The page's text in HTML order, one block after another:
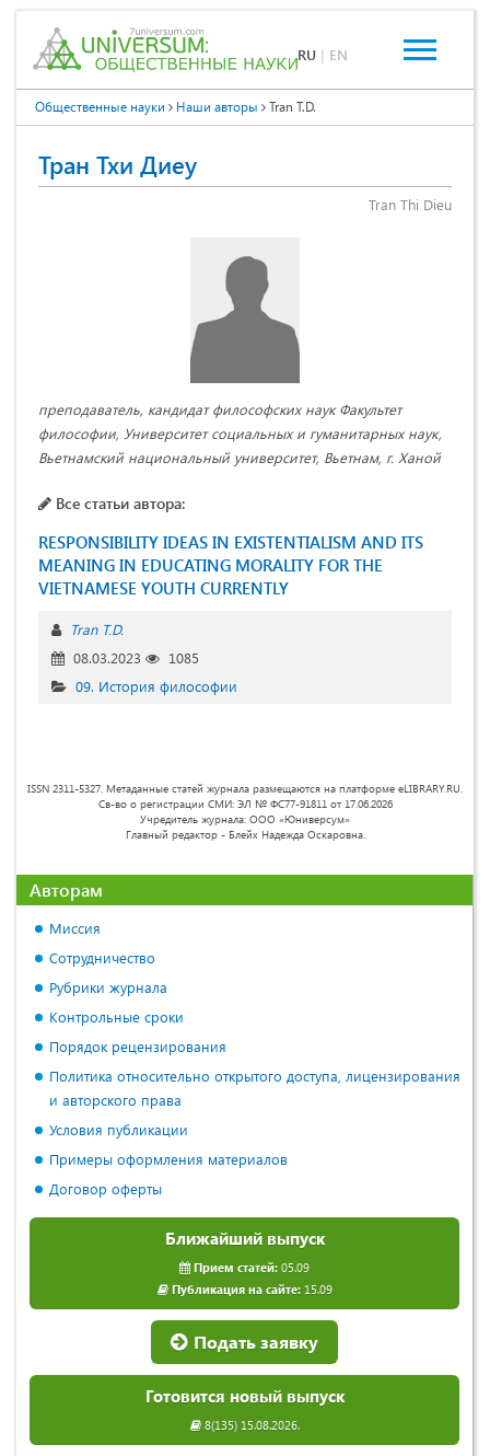
RU | EN
Общественные науки Наши авторы Tran T.D.
Тран Тхи Диеу
Tran Thi Dieu
преподаватель, кандидат философских наук Факультет
философии, Университет социальных и гуманитарных наук,
Вьетнамский национальный университет, Вьетнам, г. Ханой
Все статьи автора:
RESPONSIBILITY IDEAS IN EXISTENTIALISM AND ITS
MEANING IN EDUCATING MORALITY FOR THE
VIETNAMESE YOUTH CURRENTLY
Tran T.D.
08.03.2023
1085
09. История философии
ISSN 2311-5327. Метаданные статей журнала размещаются на платформе eLIBRARY.RU.
Св-во о регистрации СМИ: ЭЛ № ФС77-91811 от 17.06.2026
Учредитель журнала: ООО «Юниверсум»
Главный редактор - Блейх Надежда Оскаровна.
Авторам
Миссия
Сотрудничество
Рубрики журнала
Контрольные сроки
Порядок рецензирования
Политика относительно открытого доступа, лицензирования
и авторского права
Условия публикации
Примеры оформления материалов
Договор оферты
Ближайший выпуск
Прием статей: 05.09
Публикация на сайте:15.09
Подать заявку
Готовится новый выпуск
8(135) 15.08.2026.